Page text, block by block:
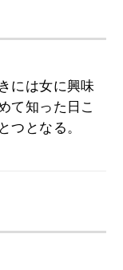
には女に興味
て知った日こ
つとなる。